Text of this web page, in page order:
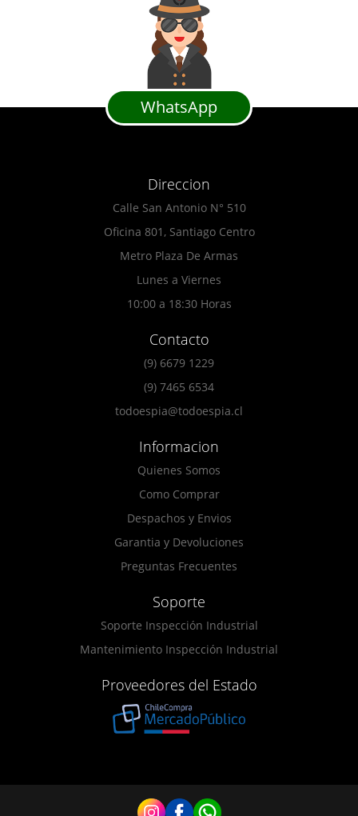
WhatsApp
Direccion
Calle San Antonio N° 510
Oficina 801, Santiago Centro
Metro Plaza De Armas
Lunes a Viernes
10:00 a 18:30 Horas
Contacto
(9) 6679 1229
(9) 7465 6534
todoespia@todoespia.cl
Informacion
Quienes Somos
Como Comprar
Despachos y Envios
Garantia y Devoluciones
Preguntas Frecuentes
Soporte
Soporte Inspección Industrial
Mantenimiento Inspección Industrial
Proveedores del Estado